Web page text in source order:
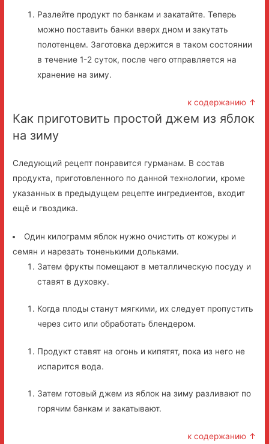
Разлейте продукт по банкам и закатайте. Теперь
можно поставить банки вверх дном и закутать
полотенцем. Заготовка держится в таком состоянии
в течение 1-2 суток, после чего отправляется на
хранение на зиму.
к содержанию ↑
Как приготовить простой джем из яблок
на зиму
Следующий рецепт понравится гурманам. В состав
продукта, приготовленного по данной технологии, кроме
указанных в предыдущем рецепте ингредиентов, входит
ещё и гвоздика.
Один килограмм яблок нужно очистить от кожуры и
семян и нарезать тоненькими дольками.
Затем фрукты помещают в металлическую посуду и
ставят в духовку.
Когда плоды станут мягкими, их следует пропустить
через сито или обработать блендером.
Продукт ставят на огонь и кипятят, пока из него не
испарится вода.
Затем готовый джем из яблок на зиму разливают по
горячим банкам и закатывают.
к содержанию ↑